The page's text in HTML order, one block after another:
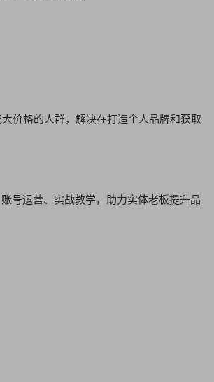
价格的人群，解决在打造个人品牌和获取
号运营、实战教学，助力实体老板提升品